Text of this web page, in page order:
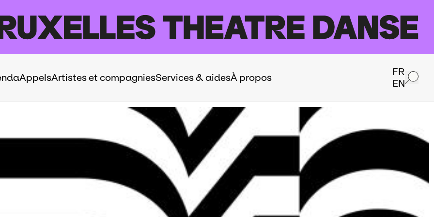
AppelsArtistes et compagniesServices & aidesÀ propos
FR
EN